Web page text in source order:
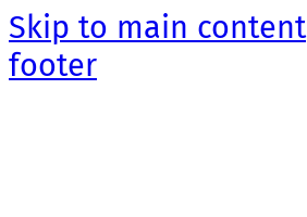
Skip to main content
footer